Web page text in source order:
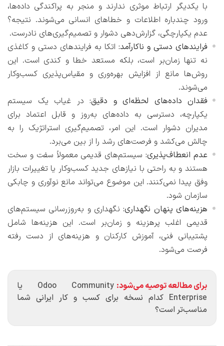
با یکدیگر ارتباط موثری ندارند و منجر به پراکندگی داده‌ها،
ورود چندباره اطلاعات و خطاهای انسانی می‌شوند. نتیجه؟
عدم یکپارچگی، گزارش‌دهی دشوار و تصمیم‌گیری‌های نادرست.
فرایندهای دستی و ناکارآمد: اتکا به فرایندهای دستی و کاغذی
نه تنها زمان‌بر است، بلکه مستعد خطا و کندی است. این
روش‌ها مانع از افزایش بهره‌وری و مقیاس‌پذیری کسب‌وکار
می‌شوند.
فقدان داده‌های لحظه‌ای و دقیق: در غیاب یک سیستم
یکپارچه، دسترسی به داده‌های به‌روز و قابل اعتماد برای
مدیران دشوار است. این امر، تصمیم‌گیری استراتژیک را به
چالش می‌کشد و فرصت‌های رشد را از بین می‌برد.
عدم انعطاف‌پذیری: سیستم‌های قدیمی معمولاً سفت و سخت
هستند و به راحتی با نیازهای جدید کسب‌وکار یا تغییرات بازار
وفق پیدا نمی‌کنند. این موضوع می‌تواند مانع نوآوری و چابکی
سازمان شود.
هزینه‌های پنهان نگهداری: نگهداری و به‌روزرسانی سیستم‌های
قدیمی اغلب پرهزینه و زمان‌بر است. این هزینه‌ها شامل
پشتیبانی فنی، آموزش کارکنان و هزینه‌های از دست رفته
فرصت می‌شود.
برای مطالعه توصیه می‌شود:
Odoo Community یا
Enterprise کدام نسخه برای کسب و کار ایرانی شما
مناسب‌تر است؟